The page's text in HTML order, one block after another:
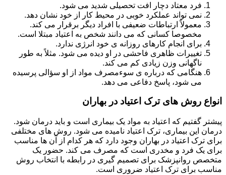
فرد معتاد دچار افت تحصیلی شدید می شود.
نمی تواند عملکرد خوبی در محیط کار از خود نشان دهد.
معمولاً ارتباطات ضعیفی با افراد دیگر برقرار می کند.
مخصوصا کسانی که می دانند شخص به اعتیاد مبتلا است.
برای انجام کارهای روزانه ی خود انرژی ندارد.
تغییرات ظاهری فاحشی در او دیده می شود. مثلاً به طور
ناگهانی وزن زیادی کم می کند.
هنگامی که درباره ی سوءمصرف مواد از او سؤالی پرسیده
می شود، پاسخ دفاعی می دهد.
انواع روش های ترک اعتیاد در بهاران
پیشتر گفتیم که اعتیاد به مواد یک بیماری است و باید درمان شود.
درمان این بیماری، ترک اعتیاد نامیده می شود. روش های مختلفی
برای ترک اعتیاد در بهاران وجود دارد که هر کدام از آن ها مناسب
برای یک فرد و مخدری است که مصرف می کند. حضور یک
متخصص روانپزشک برای تصمیم گیری در رابطه با انتخاب روش
مناسب برای ترک اعتیاد ضروری است.